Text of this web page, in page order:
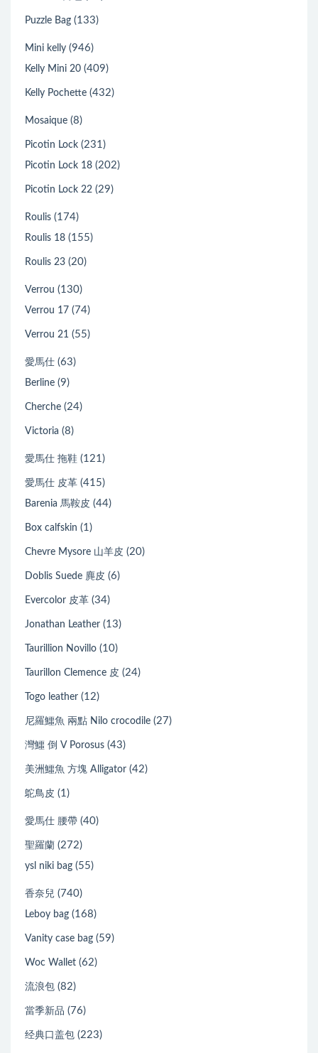
Puzzle Bag (133)
Mini kelly (946)
Kelly Mini 20 (409)
Kelly Pochette (432)
Mosaique (8)
Picotin Lock (231)
Picotin Lock 18 (202)
Picotin Lock 22 (29)
Roulis (174)
Roulis 18 (155)
Roulis 23 (20)
Verrou (130)
Verrou 17 (74)
Verrou 21 (55)
愛馬仕 (63)
Berline (9)
Cherche (24)
Victoria (8)
愛馬仕 拖鞋 (121)
愛馬仕 皮革 (415)
Barenia 馬鞍皮 (44)
Box calfskin (1)
Chevre Mysore 山羊皮 (20)
Doblis Suede 麂皮 (6)
Evercolor 皮革 (34)
Jonathan Leather (13)
Taurillion Novillo (10)
Taurillon Clemence 皮 (24)
Togo leather (12)
尼羅鱷魚 兩點 Nilo crocodile (27)
灣鱷 倒 V Porosus (43)
美洲鱷魚 方塊 Alligator (42)
鴕鳥皮 (1)
愛馬仕 腰帶 (40)
聖羅蘭 (272)
ysl niki bag (55)
香奈兒 (740)
Leboy bag (168)
Vanity case bag (59)
Woc Wallet (62)
流浪包 (82)
當季新品 (76)
经典口盖包 (223)